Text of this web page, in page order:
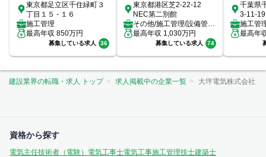
東京都足立区千住緑町３
丁目１５ - １６
施工管理
最高年収 850万円
募集している求人 36
東京都港区芝2-22-12
NEC第二別館
その他/施工管理/設備管
理/ビルメンテナンス（ビ
ルメン）/...
最高年収 1,030万円
募集している求人 74
千葉県
3-11-19
施工管
最高年
建設業界の転職・求人 トップ 求人掲載中の企業一覧 大坪電気株式会社
資格から探す
電気主任技術者（電験） 電気工事士電気工事施工管理技士建築士